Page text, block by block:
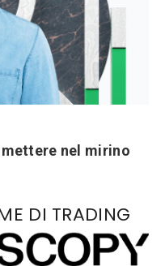
nel mirino
DI TRADING